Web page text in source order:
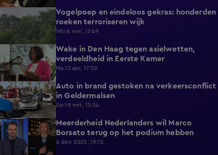
2:29
Vogelpoep en eindeloos gekras: honderden
roeken terroriseren wijk
Wo 6 mei, 17:49
4:06
Wake in Den Haag tegen asielwetten,
verdeeldheid in Eerste Kamer
Ma 13 apr, 17:50
0:45
Auto in brand gestoken na verkeersconflict
in Geldermalsen
Do 19 mrt, 15:54
1:02
Meerderheid Nederlanders wil Marco
Borsato terug op het podium hebben
4 dec 2025, 19:15